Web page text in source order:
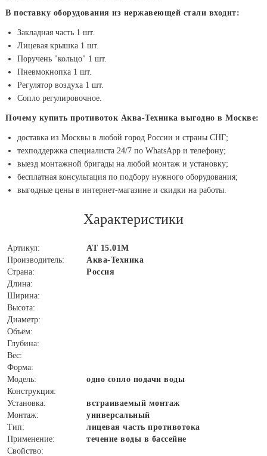
В поставку оборудования из нержавеющей стали входит:
Закладная часть 1 шт.
Лицевая крышка 1 шт.
Поручень "кольцо" 1 шт.
Пневмокнопка 1 шт.
Регулятор воздуха 1 шт.
Сопло регулировочное.
Почему купить противоток Аква-Техника выгодно в Москве:
доставка из Москвы в любой город России и страны СНГ;
техподдержка специалиста 24/7 по WhatsApp и телефону;
выезд монтажной бригады на любой монтаж и установку;
бесплатная консультация по подбору нужного оборудования;
выгодные цены в интернет-магазине и скидки на работы.
Характеристики
Артикул:
АТ 15.01М
Производитель:
Аква-Техника
Страна:
Россия
Длина:
Ширина:
Высота:
Диаметр:
Объём:
Глубина:
Вес:
Форма:
Модель:
одно сопло подачи воды
Конструкция:
Установка:
встраиваемый монтаж
Монтаж:
универсальный
Тип:
лицевая часть противотока
Применение:
течение воды в бассейне
Свойство: